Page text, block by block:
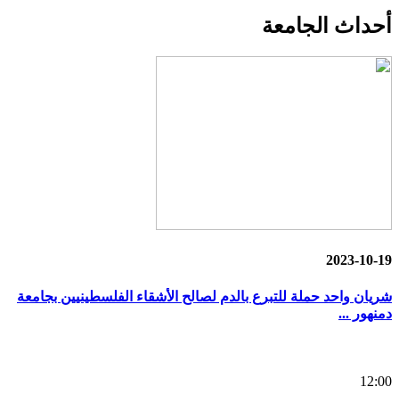
أحداث الجامعة
2023-10-19
شريان واحد حملة للتبرع بالدم لصالح الأشقاء الفلسطينيين بجامعة
دمنهور ...
12:00